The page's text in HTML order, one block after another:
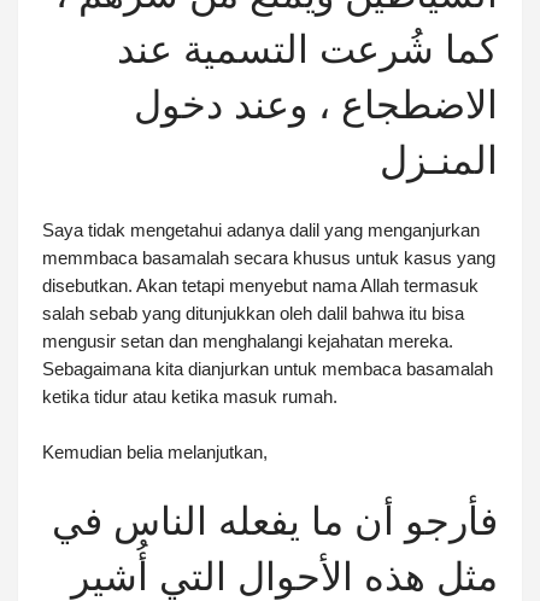
كما شُرعت التسمية عند
الاضطجاع ، وعند دخول
المنـزل
Saya tidak mengetahui adanya dalil yang menganjurkan
memmbaca basamalah secara khusus untuk kasus yang
disebutkan. Akan tetapi menyebut nama Allah termasuk
salah sebab yang ditunjukkan oleh dalil bahwa itu bisa
mengusir setan dan menghalangi kejahatan mereka.
Sebagaimana kita dianjurkan untuk membaca basamalah
ketika tidur atau ketika masuk rumah.
Kemudian belia melanjutkan,
فأرجو أن ما يفعله الناس في
مثل هذه الأحوال التي أُشير